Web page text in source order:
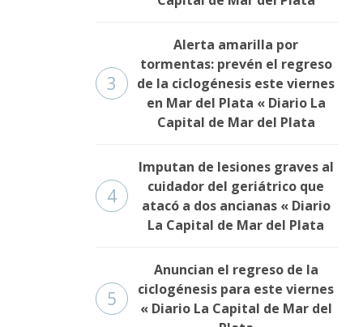
3
Alerta amarilla por
tormentas: prevén el regreso
de la ciclogénesis este viernes
en Mar del Plata « Diario La
Capital de Mar del Plata
4
Imputan de lesiones graves al
cuidador del geriátrico que
atacó a dos ancianas « Diario
La Capital de Mar del Plata
5
Anuncian el regreso de la
ciclogénesis para este viernes
« Diario La Capital de Mar del